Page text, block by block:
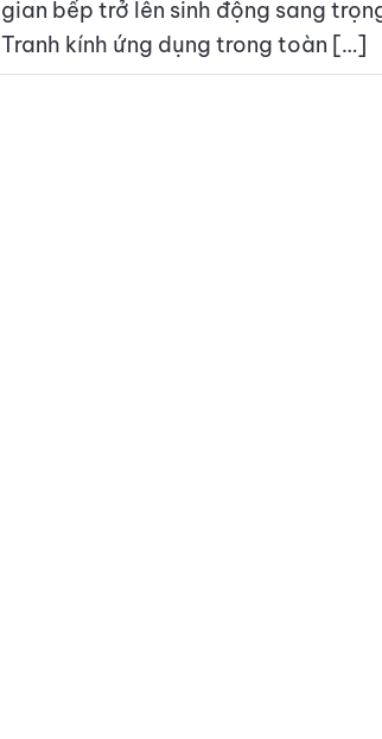
gian bếp trở lên sinh động sang
Tranh kính ứng dụng trong toàn […]